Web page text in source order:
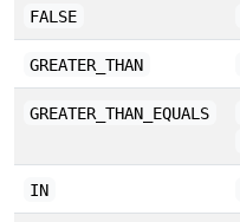
FALSE
GREATER_THAN
GREATER_THAN_EQUALS
IN